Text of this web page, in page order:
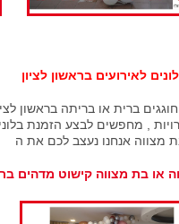
לאירועים בראשון לציון
ברית או בריתה בראשון
, מחפשים לבצע הזמנת
מצווה אנחנו נעצב לכם את ה
או בת מצווה קישוט מדהים